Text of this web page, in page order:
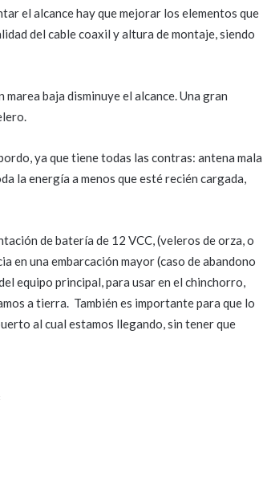
el alcance hay que mejorar los elementos que
del cable coaxil y altura de montaje, siendo
baja disminuye el alcance. Una gran
ya que tiene todas las contras: antena mala
la energía a menos que esté recién cargada,
de batería de 12 VCC, (veleros de orza, o
en una embarcación mayor (caso de abandono
equipo principal, para usar en el chinchorro,
a tierra. También es importante para que lo
al cual estamos llegando, sin tener que